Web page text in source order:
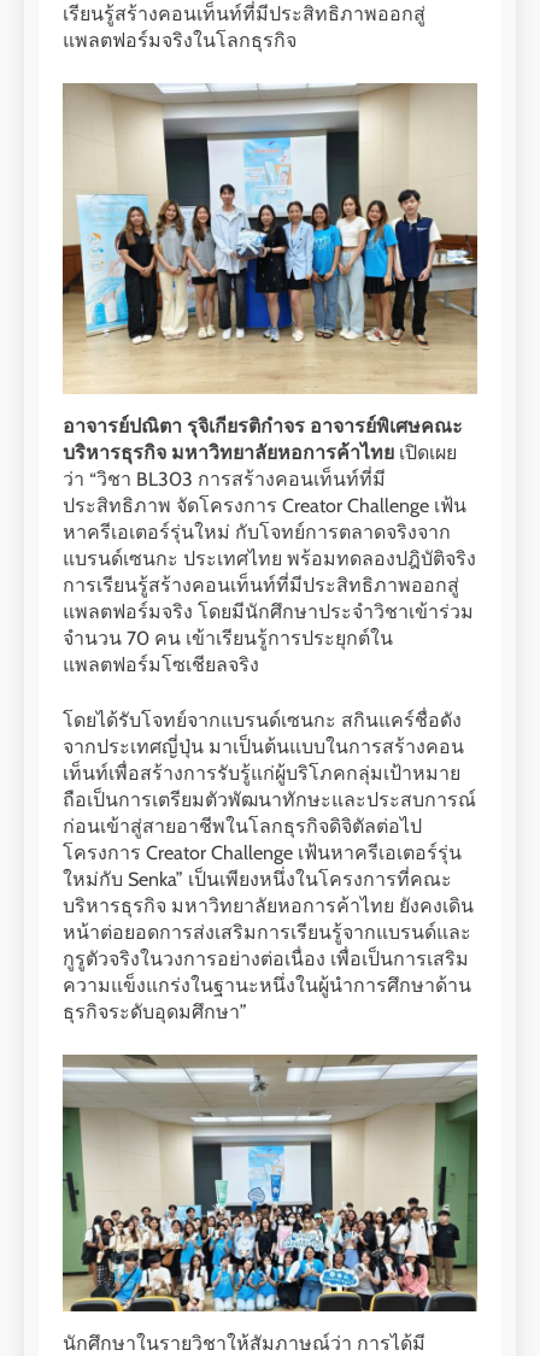
เรียนรู้สร้างคอนเท็นท์ที่มีประสิทธิภาพออกสู่
แพลตฟอร์มจริงในโลกธุรกิจ
อาจารย์ปณิตา รุจิเกียรติกำจร อาจารย์พิเศษคณะ
บริหารธุรกิจ มหาวิทยาลัยหอการค้าไทย เปิดเผย
ว่า “วิชา BL303 การสร้างคอนเท็นท์ที่มี
ประสิทธิภาพ จัดโครงการ Creator Challenge เฟ้น
หาครีเอเตอร์รุ่นใหม่ กับโจทย์การตลาดจริงจาก
แบรนด์เซนกะ ประเทศไทย พร้อมทดลองปฎิบัติจริง
การเรียนรู้สร้างคอนเท็นท์ที่มีประสิทธิภาพออกสู่
แพลตฟอร์มจริง โดยมีนักศึกษาประจำวิชาเข้าร่วม
จำนวน 70 คน เข้าเรียนรู้การประยุกต์ใน
แพลตฟอร์มโซเชียลจริง
โดยได้รับโจทย์จากแบรนด์เซนกะ สกินแคร์ชื่อดัง
จากประเทศญี่ปุ่น มาเป็นต้นแบบในการสร้างคอน
เท็นท์เพื่อสร้างการรับรู้แก่ผู้บริโภคกลุ่มเป้าหมาย
ถือเป็นการเตรียมตัวพัฒนาทักษะและประสบการณ์
ก่อนเข้าสู่สายอาชีพในโลกธุรกิจดิจิตัลต่อไป
โครงการ Creator Challenge เฟ้นหาครีเอเตอร์รุ่น
ใหม่กับ Senka” เป็นเพียงหนึ่งในโครงการที่คณะ
บริหารธุรกิจ มหาวิทยาลัยหอการค้าไทย ยังคงเดิน
หน้าต่อยอดการส่งเสริมการเรียนรู้จากแบรนด์และ
กูรูตัวจริงในวงการอย่างต่อเนื่อง เพื่อเป็นการเสริม
ความแข็งแกร่งในฐานะหนึ่งในผู้นำการศึกษาด้าน
ธุรกิจระดับอุดมศึกษา”
นักศึกษาในรายวิชาให้สัมภาษณ์ว่า การได้มี